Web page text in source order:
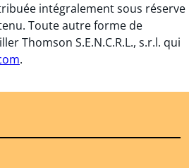
intégralement sous réserve
Toute autre forme de
Thomson S.E.N.C.R.L., s.r.l. qui
.